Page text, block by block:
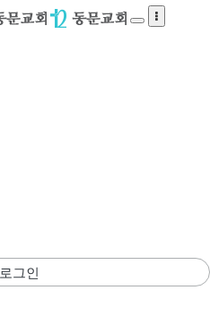
로그인